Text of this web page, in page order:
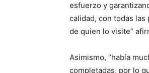
esfuerzo y
calidad, con todas
de quien lo visite”
Asimismo, “había
completadas, por lo